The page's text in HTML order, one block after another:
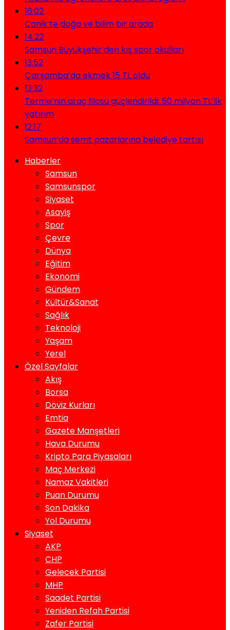
16:02
Canik’te doğa ve bilim bir arada
14:22
Samsun Büyükşehir’den kış spor okulları
13:52
Çarşamba’da ekmek 15 TL oldu
13:32
Terme’nin araç filosu güçlendirildi: 50 milyon TL’lik
yatırım
12:17
Samsun’da semt pazarlarına belediye tartısı
Haberler
Samsun
Samsunspor
Siyaset
Asayiş
Spor
Çevre
Dünya
Eğitim
Ekonomi
Gündem
Kültür&Sanat
Sağlık
Teknoloji
Yaşam
Yerel
Özel Sayfalar
Akış
Borsa
Döviz Kurları
Emtia
Gazete Manşetleri
Hava Durumu
Kripto Para Piyasaları
Maç Merkezi
Namaz Vakitleri
Puan Durumu
Son Dakika
Yol Durumu
Siyaset
AKP
CHP
Gelecek Partisi
MHP
Saadet Partisi
Yeniden Refah Partisi
Zafer Partisi